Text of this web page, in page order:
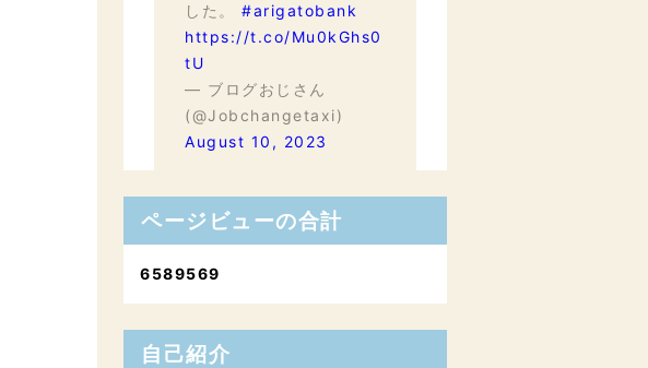
した。 #arigatobank
https://t.co/Mu0kGhs0
tU
— ブログおじさん
(@Jobchangetaxi)
August 10, 2023
ページビューの合計
6589569
自己紹介